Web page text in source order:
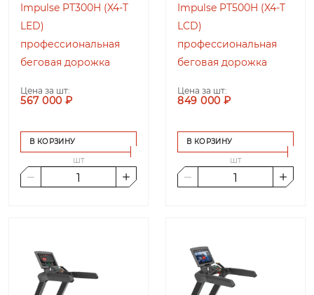
Impulse PT300H (X4-T
LED)
профессиональная
беговая дорожка
Цена за шт:
567 000 ₽
В КОРЗИНУ
шт
Impulse PT500H (X4-T
LCD)
профессиональная
беговая дорожка
Цена за шт:
849 000 ₽
В КОРЗИНУ
шт